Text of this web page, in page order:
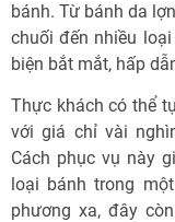
bánh. Từ bánh da
chuối đến nhiều
biện bắt mắt, hấp
Thực khách có thể
với giá chỉ vài
Cách phục vụ này
loại bánh trong
phương xa, đây